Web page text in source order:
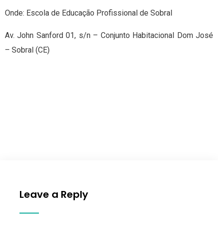
Onde: Escola de Educação Profissional de Sobral
Av. John Sanford 01, s/n – Conjunto Habitacional Dom José
– Sobral (CE)
Leave a Reply